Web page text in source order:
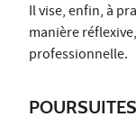
Il vise, enfin, à
manière
professionnelle.